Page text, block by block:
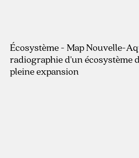
Écosystème - Map Nouvelle-
radiographie d'un écosystème
pleine expansion